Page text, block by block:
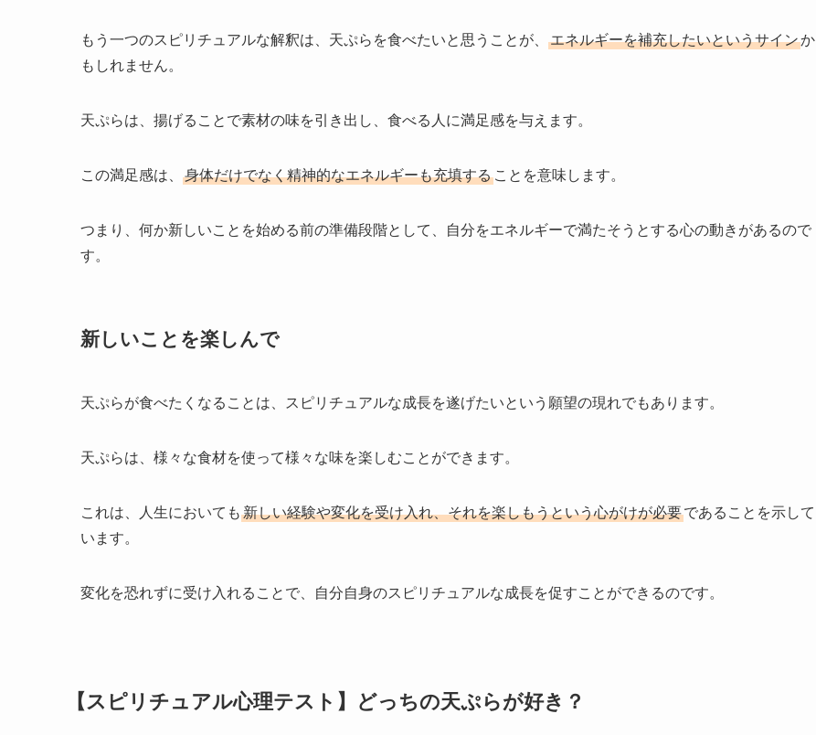
もう一つのスピリチュアルな解釈は、天ぷらを食べたいと思うことが、 エネルギーを補充したいというサインか
もしれません。
天ぷらは、揚げることで素材の味を引き出し、食べる人に満足感を与えます。
この満足感は、 身体だけでなく精神的なエネルギーも充填する ことを意味します。
つまり、何か新しいことを始める前の準備段階として、自分をエネルギーで満たそうとする心の動きがあるので
す。
新しいことを楽しんで
天ぷらが食べたくなることは、スピリチュアルな成長を遂げたいという願望の現れでもあります。
天ぷらは、様々な食材を使って様々な味を楽しむことができます。
これは、人生においても 新しい経験や変化を受け入れ、それを楽しもうという心がけが必要であることを示して
います。
変化を恐れずに受け入れることで、自分自身のスピリチュアルな成長を促すことができるのです。
【スピリチュアル心理テスト】どっちの天ぷらが好き？